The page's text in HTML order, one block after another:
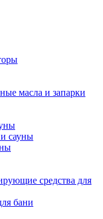
масла и запарки
сауны
средства для
бани